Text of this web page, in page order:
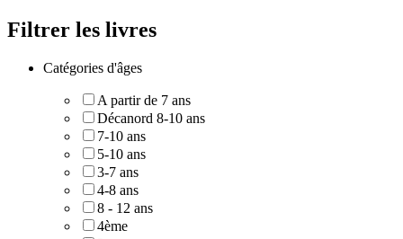
Filtrer les livres
Catégories d'âges
A partir de 7 ans
Décanord 8-10 ans
7-10 ans
5-10 ans
3-7 ans
4-8 ans
8 - 12 ans
4ème